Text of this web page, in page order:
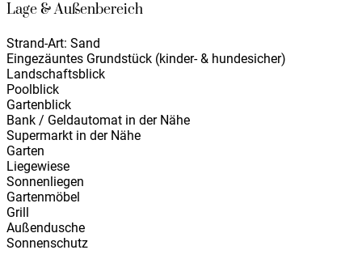
Lage & Außenbereich
Strand-Art: Sand
Eingezäuntes Grundstück (kinder- & hundesicher)
Landschaftsblick
Poolblick
Gartenblick
Bank / Geldautomat in der Nähe
Supermarkt in der Nähe
Garten
Liegewiese
Sonnenliegen
Gartenmöbel
Grill
Außendusche
Sonnenschutz